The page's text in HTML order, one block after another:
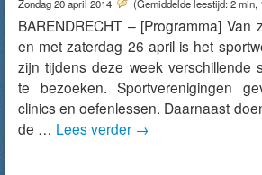
Zondag 20 april 2014 (Gemiddelde leestijd: 2 min,
BARENDRECHT – [Programma] Van
en met zaterdag 26 april is het
zijn tijdens deze week verschillende
te bezoeken. Sportverenigingen
clinics en oefenlessen. Daarnaast
de … Lees verder →